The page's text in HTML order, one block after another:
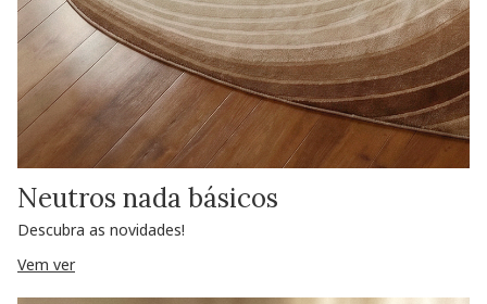
Neutros nada básicos
Descubra as novidades!
Vem ver